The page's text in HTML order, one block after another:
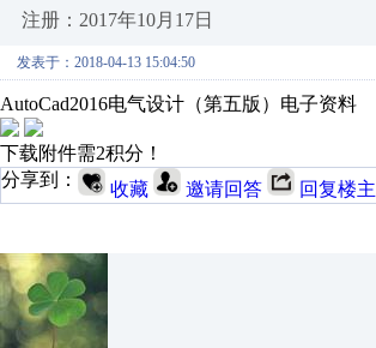
注册：2017年10月17日
发表于：2018-04-13 15:04:50
AutoCad2016电气设计（第五版）电子资料
下载附件需2积分！
分享到：
收藏 邀请回答 回复楼主